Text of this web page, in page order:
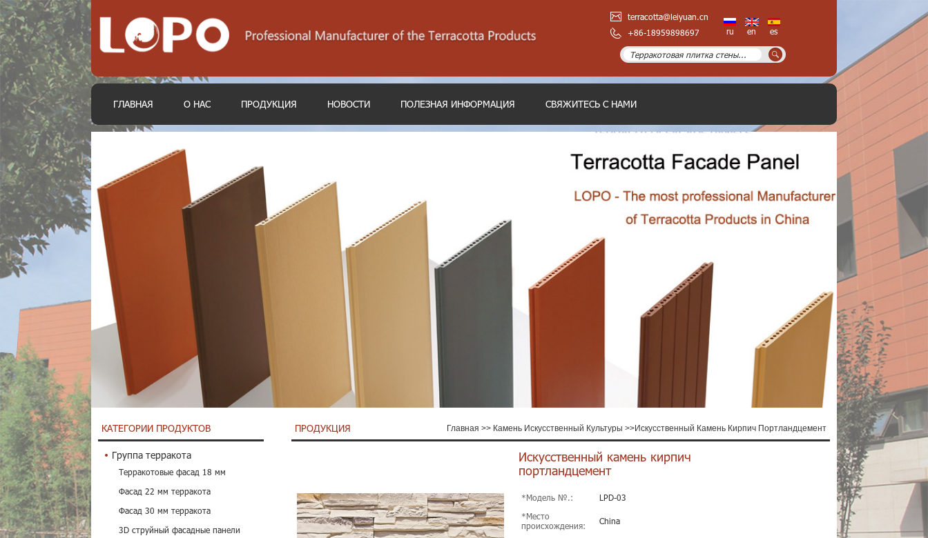
terracotta@leiyuan.cn
+86-18959898697
ru en es
ГЛАВНАЯ О НАС ПРОДУКЦИЯ НОВОСТИ ПОЛЕЗНАЯ ИНФОРМАЦИЯ СВЯЖИТЕСЬ С НАМИ
КАТЕГОРИИ ПРОДУКТОВ
Группа терракота
Терракотовые фасад 18 мм
Фасад 22 мм терракота
Фасад 30 мм терракота
3D струйный фасадные панели
ПРОДУКЦИЯ Главная >> Камень Искусственный Культуры >>Искусственный Камень Кирпич Портландцемент
Искусственный камень кирпич
портландцемент
*Модель №.:
LPD-03
*Место
происхождения:
China